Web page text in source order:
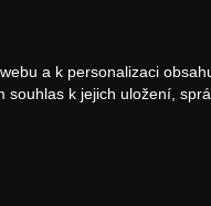
a k personalizaci
souhlas k jejich uložení,